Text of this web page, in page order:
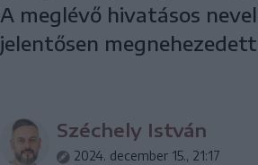
A meglévő hivatásos
jelentősen
Széchely István
2024. december 15., 21:17